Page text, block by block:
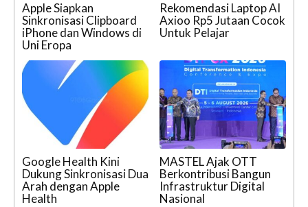
Apple Siapkan
Sinkronisasi Clipboard
iPhone dan Windows di
Uni Eropa
Rekomendasi Laptop AI
Axioo Rp5 Jutaan Cocok
Untuk Pelajar
Google Health Kini
Dukung Sinkronisasi Dua
Arah dengan Apple
Health
MASTEL Ajak OTT
Berkontribusi Bangun
Infrastruktur Digital
Nasional